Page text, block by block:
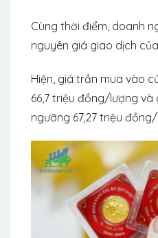
Cùng thời điểm, doanh
nguyên giá giao dịch
Hiện, giá trần mua vào
66,7 triệu đồng/lượng
ngưỡng 67,27 triệu